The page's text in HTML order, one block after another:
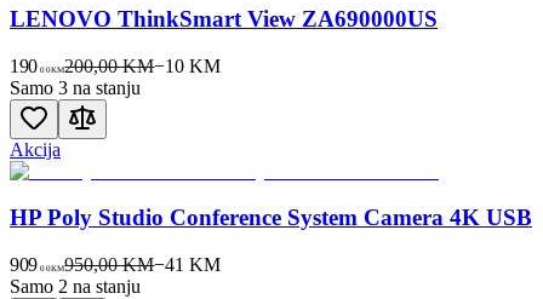
LENOVO ThinkSmart View ZA690000US
190 00KM200,00 KM−10 KM
Samo 3 na stanju
Akcija
HP Poly Studio Conference System Camera 4K USB
909 00KM950,00 KM−41 KM
Samo 2 na stanju